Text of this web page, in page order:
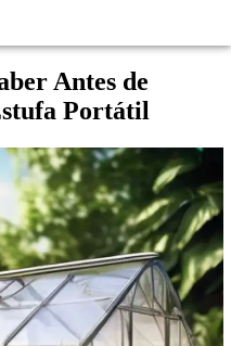
Antes de
Portátil